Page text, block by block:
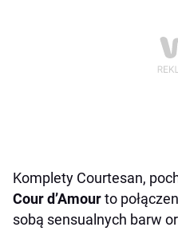
Komplety Courtesan,
Cour d’Amourto
sobą sensualnych barw